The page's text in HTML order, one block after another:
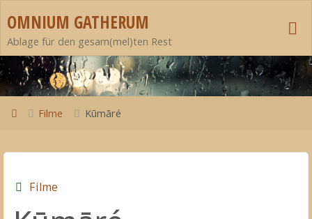
Inhalt
springen
OMNIUM GATHERUM
Ablage für den gesam(mel)ten Rest
StartFilme Kūmāré
Filme